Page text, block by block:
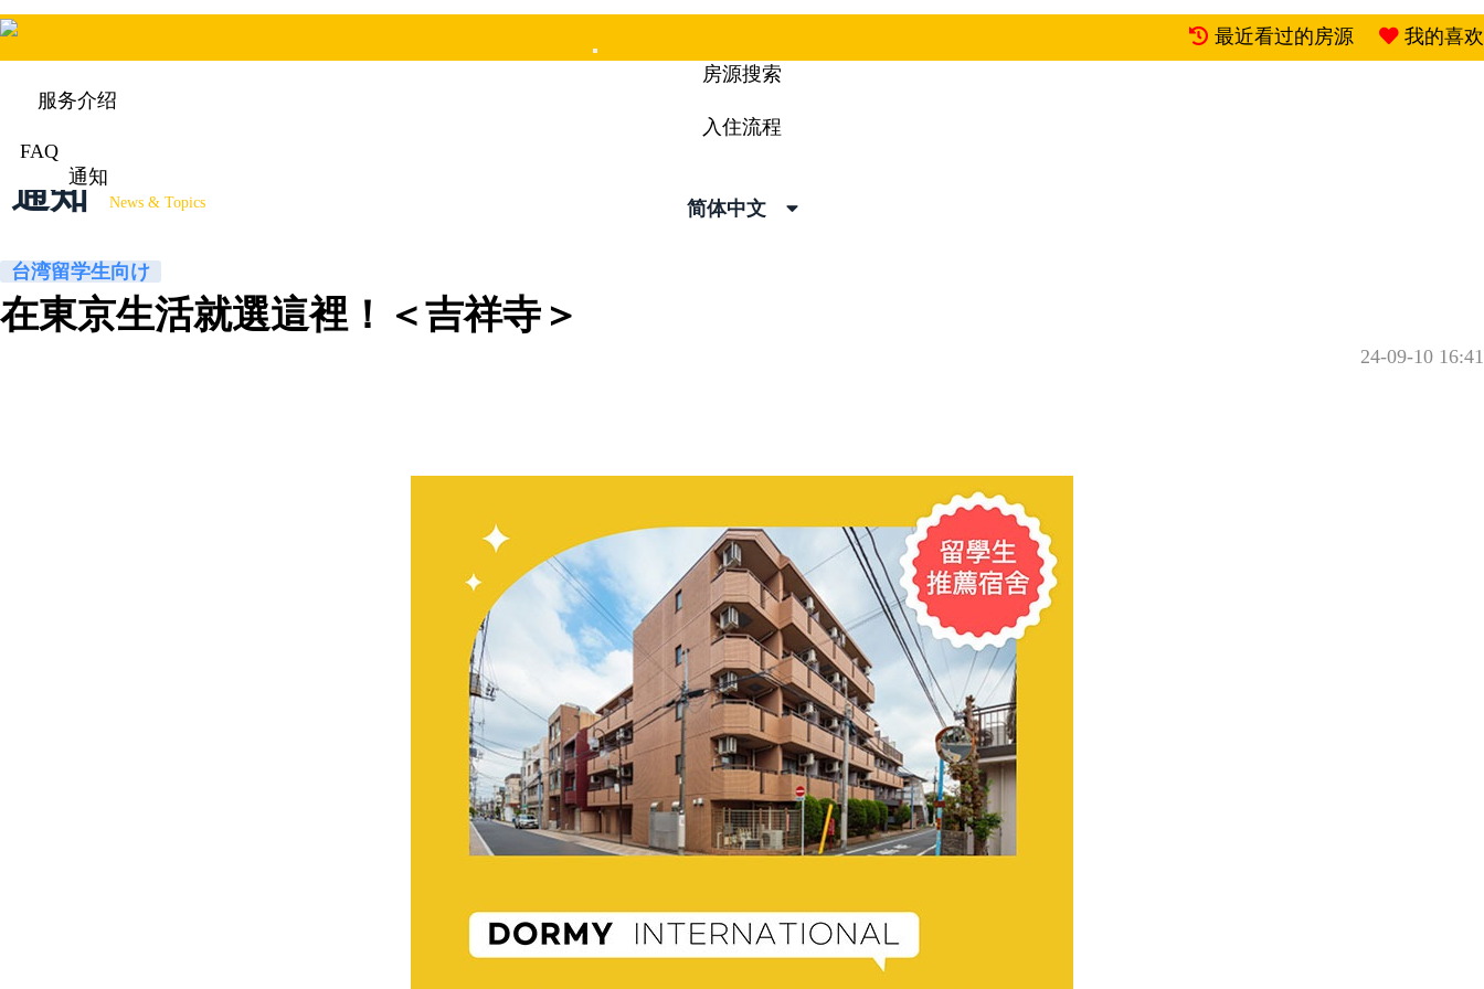
最近看过的房源
我的喜欢
Mobile
房源搜索
服务介绍
入住流程
FAQ
通知
简体中文
通知 News & Topics
台湾留学生向け
在東京生活就選這裡！＜吉祥寺＞
24-09-10 16:41